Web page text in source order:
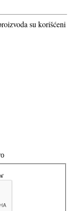
su korišćeni